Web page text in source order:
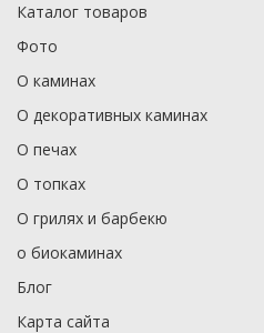
Каталог товаров
Фото
О каминах
О декоративных каминах
О печах
О топках
О грилях и барбекю
о биокаминах
Блог
Карта сайта